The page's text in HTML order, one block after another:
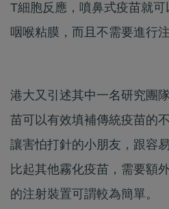
T細胞反應，噴鼻式疫苗就
咽喉粘膜，而且不需要進行注
港大又引述其中一名研究團
苗可以有效填補傳統疫苗的
讓害怕打針的小朋友，跟容
比起其他霧化疫苗，需要額
的注射裝置可謂較為簡單。